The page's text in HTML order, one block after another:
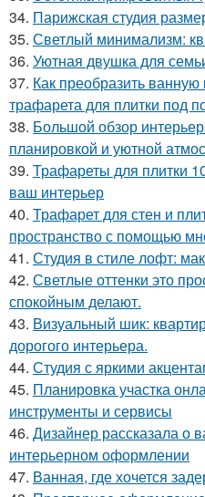
34. Парижская студия
35. Светлый минимализм:
36. Уютная двушка для
37. Как преобразить
трафарета для плитки под
38. Большой обзор
планировкой и уютной
39. Трафареты для плитки
ваш интерьер
40. Трафарет для стен и
пространство с помощью
41. Студия в стиле лофт:
42. Светлые оттенки это
спокойным делают.
43. Визуальный шик:
дорогого интерьера.
44. Студия с яркими
45. Планировка участка
инструменты и сервисы
46. Дизайнер рассказала о
интерьерном оформлении
47. Ванная, где хочется